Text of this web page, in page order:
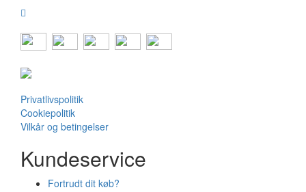
Privatlivspolitik
Cookiepolitik
Vilkår og betingelser
Kundeservice
Fortrudt dit køb?